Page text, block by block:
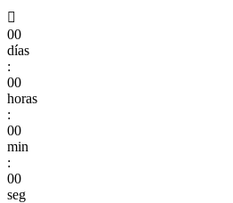

00
días
:
00
horas
:
00
min
:
00
seg